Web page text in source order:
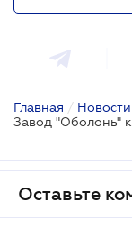
Главная / Новости
Оставьте